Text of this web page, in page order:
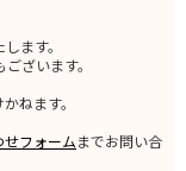
ます。
ざいます。
ねます。
せフォームまでお問い合